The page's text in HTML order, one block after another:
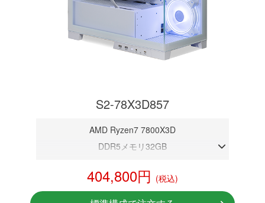
S2-78X3D857
AMD Ryzen7 7800X3D
DDR5メモリ32GB
NVMeSSD 1TB
無線LAN Bluetooth対応
404,800円 (税込)